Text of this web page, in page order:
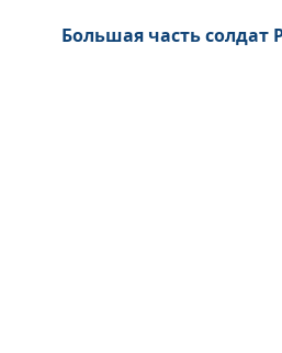
Большая часть солдат